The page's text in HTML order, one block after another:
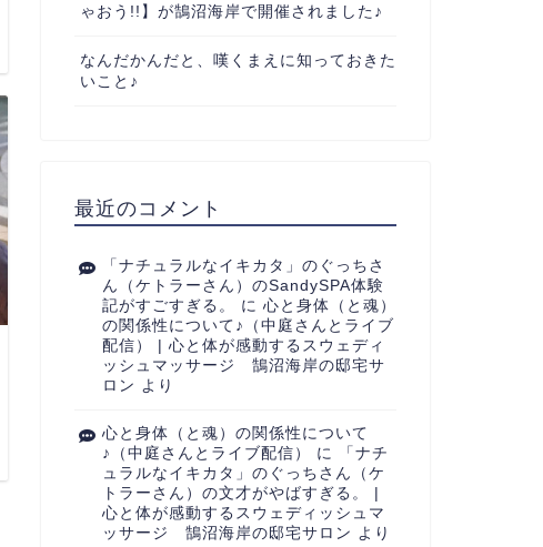
ゃおう!!】が鵠沼海岸で開催されました♪
なんだかんだと、嘆くまえに知っておきた
いこと♪
最近のコメント
「ナチュラルなイキカタ」のぐっちさ
ん（ケトラーさん）のSandySPA体験
記がすごすぎる。
に 心と身体（と魂）
の関係性について♪（中庭さんとライブ
配信） | 心と体が感動するスウェディ
ッシュマッサージ 鵠沼海岸の邸宅サ
ロン より
心と身体（と魂）の関係性について
♪（中庭さんとライブ配信）
に
「ナチ
ュラルなイキカタ」のぐっちさん（ケ
トラーさん）の文才がやばすぎる。 |
心と体が感動するスウェディッシュマ
ッサージ 鵠沼海岸の邸宅サロン より